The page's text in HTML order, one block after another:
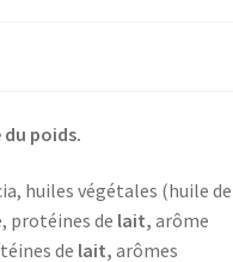
poids.
huiles végétales (huile de
protéines de lait, arôme
de lait, arômes